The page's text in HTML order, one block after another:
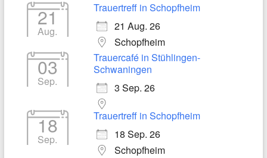
21
Aug.
Trauertreff in Schopfheim
21 Aug. 26
Schopfheim
03
Sep.
Trauercafé in Stühlingen-
Schwaningen
3 Sep. 26
18
Sep.
Trauertreff in Schopfheim
18 Sep. 26
Schopfheim